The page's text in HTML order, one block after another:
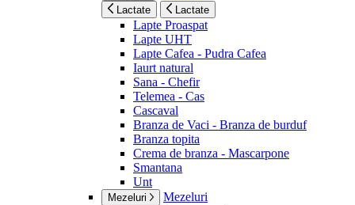
Lactate Lactate
Lapte Proaspat
Lapte UHT
Lapte Cafea - Pudra Cafea
Iaurt natural
Sana - Chefir
Telemea - Cas
Cascaval
Branza de Vaci - Branza de burduf
Branza topita
Crema de branza - Mascarpone
Smantana
Unt
Mezeluri Mezeluri